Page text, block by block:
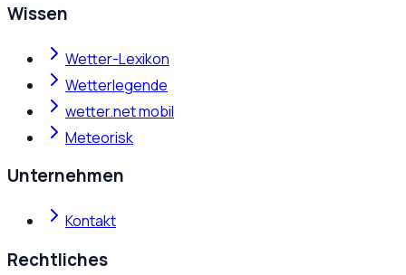
Wissen
Wetter-Lexikon
Wetterlegende
wetter.net mobil
Meteorisk
Unternehmen
Kontakt
Rechtliches